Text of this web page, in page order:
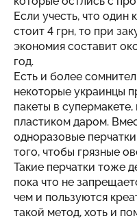
Если учесть, что один
стоит 4 грн, то при
экономия составит
год.
Есть и более
некоторые украинцы
пакеты в
пластиком даром.
одноразовые
того, чтобы грязные
Такие перчатки тоже
пока что не
чем и пользуются
такой метод, хоть и